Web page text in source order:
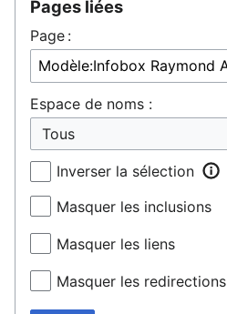
Pages liées
Page :
Espace de noms :
Inverser la sélection
Masquer les inclusions
Masquer les liens
Masquer les redirections